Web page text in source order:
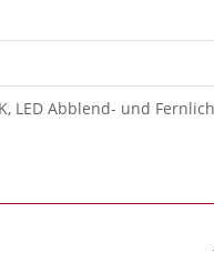
LED Abblend- und